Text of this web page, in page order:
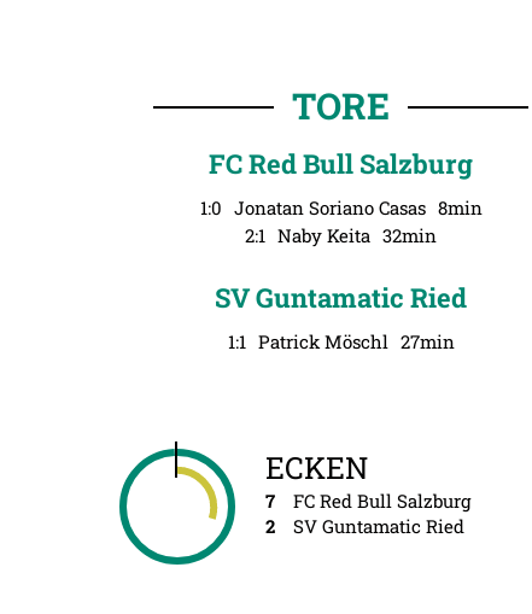
TORE
FC Red Bull Salzburg
1:0 Jonatan Soriano Casas 8min
2:1 Naby Keita 32min
SV Guntamatic Ried
1:1 Patrick Möschl 27min
ECKEN
7
FC Red Bull Salzburg
2
SV Guntamatic Ried